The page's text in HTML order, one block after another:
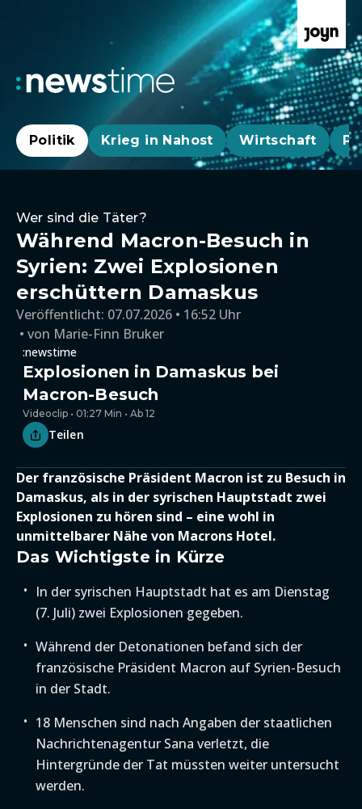
Politik Krieg in Nahost Wirtschaft
Wer sind die Täter?
Während Macron-Besuch in
Syrien: Zwei Explosionen
erschüttern Damaskus
Veröffentlicht: 07.07.2026 • 16:52 Uhr
von Marie-Finn Bruker
:newstime
Explosionen in Damaskus bei
Macron-Besuch
Videoclip • 01:27 Min • Ab 12
Teilen
Der französische Präsident Macron ist zu Besuch in
Damaskus, als in der syrischen Hauptstadt zwei
Explosionen zu hören sind – eine wohl in
unmittelbarer Nähe von Macrons Hotel.
Das Wichtigste in Kürze
In der syrischen Hauptstadt hat es am Dienstag
(7. Juli) zwei Explosionen gegeben.
Während der Detonationen befand sich der
französische Präsident Macron auf Syrien-Besuch
in der Stadt.
18 Menschen sind nach Angaben der staatlichen
Nachrichtenagentur Sana verletzt, die
Hintergründe der Tat müssten weiter untersucht
werden.